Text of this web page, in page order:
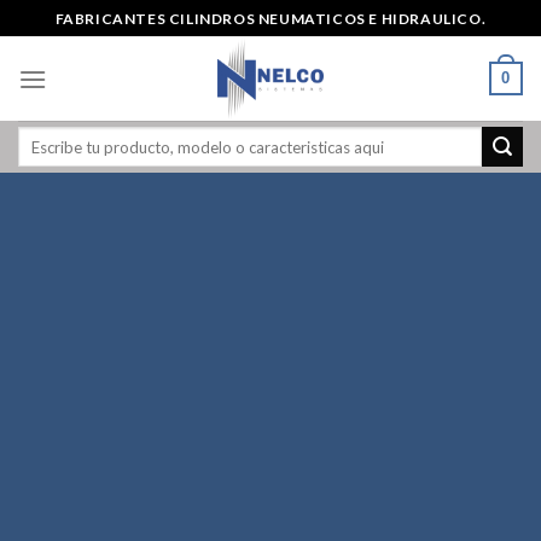
content
FABRICANTES CILINDROS NEUMATICOS E HIDRAULICO.
0